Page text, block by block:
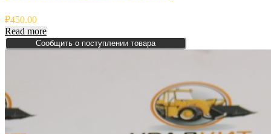
₽450.00
Read more
Сообщить о поступлении товара